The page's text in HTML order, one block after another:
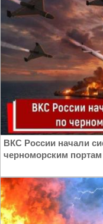
ВКС России начали
черноморским